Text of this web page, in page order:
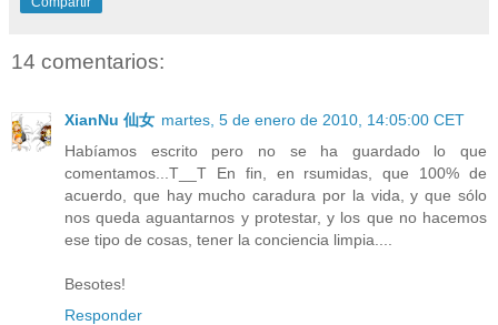
14 comentarios:
XianNu 仙女 martes, 5 de enero de 2010, 14:05:00 CET
Habíamos escrito pero no se ha guardado lo que
comentamos...T__T En fin, en rsumidas, que 100% de
acuerdo, que hay mucho caradura por la vida, y que sólo
nos queda aguantarnos y protestar, y los que no hacemos
ese tipo de cosas, tener la conciencia limpia....
Besotes!
Responder